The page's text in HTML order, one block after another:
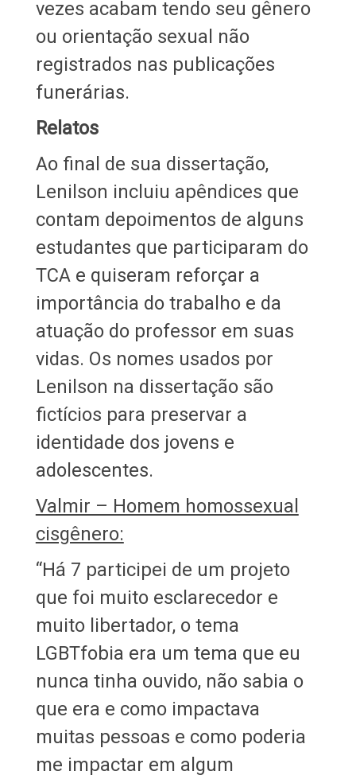
vezes acabam tendo seu gênero
ou orientação sexual não
registrados nas publicações
funerárias.
Relatos
Ao final de sua dissertação,
Lenilson incluiu apêndices que
contam depoimentos de alguns
estudantes que participaram do
TCA e quiseram reforçar a
importância do trabalho e da
atuação do professor em suas
vidas. Os nomes usados por
Lenilson na dissertação são
fictícios para preservar a
identidade dos jovens e
adolescentes.
Valmir – Homem homossexual
cisgênero:
“Há 7 participei de um projeto
que foi muito esclarecedor e
muito libertador, o tema
LGBTfobia era um tema que eu
nunca tinha ouvido, não sabia o
que era e como impactava
muitas pessoas e como poderia
me impactar em algum